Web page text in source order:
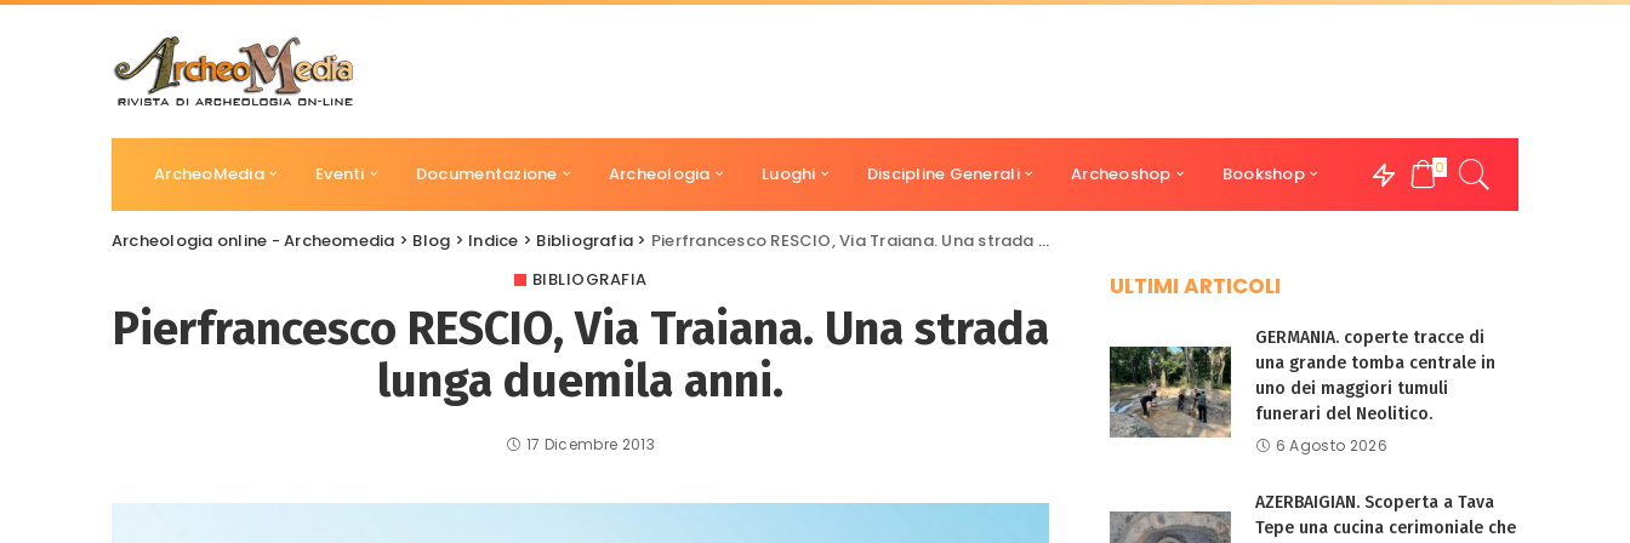
ArcheoMedia Eventi Documentazione Archeologia Luoghi Discipline Generali Archeoshop Bookshop 0
Archeologia online - Archeomedia > Blog > Indice > Bibliografia > Pierfrancesco RESCIO, Via Traiana. Una strada lunga duemila anni.
BIBLIOGRAFIA
Pierfrancesco RESCIO, Via Traiana. Una strada
lunga duemila anni.
17 Dicembre 2013
ULTIMI ARTICOLI
GERMANIA. coperte tracce di
una grande tomba centrale in
uno dei maggiori tumuli
funerari del Neolitico.
6 Agosto 2026
AZERBAIGIAN. Scoperta a Tava
Tepe una cucina cerimoniale che